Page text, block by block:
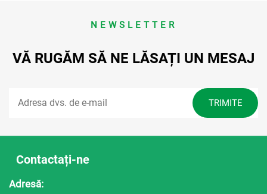
NEWSLETTER
VĂ RUGĂM SĂ NE LĂSAȚI UN MESAJ
Contactați-ne
Adresă: